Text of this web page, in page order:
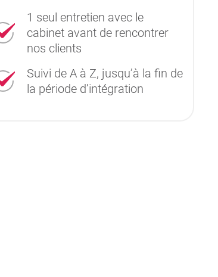
1 seul entretien avec le
cabinet avant de rencontrer
nos clients
Suivi de A à Z, jusqu’à la fin de
la période d’intégration